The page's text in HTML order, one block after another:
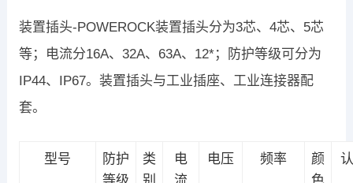
装置插头-POWEROCK装置插头分为3芯、4芯、5芯
等；电流分16A、32A、63A、12*；防护等级可分为
IP44、IP67。装置插头与工业插座、工业连接器配
套。
型号
防护
类
电
电压 频率
颜